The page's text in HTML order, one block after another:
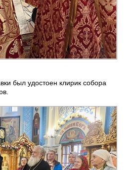
был удостоен клирик собора